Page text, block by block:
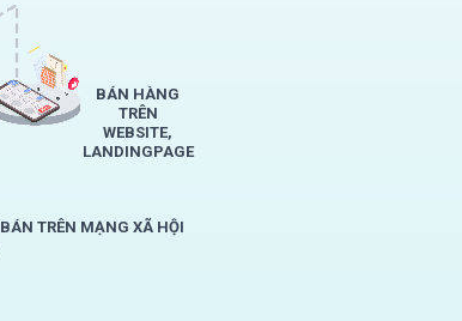
BÁN HÀNG
TRÊN
WEBSITE,
LANDINGPAGE
BÁN TRÊN MẠNG XÃ HỘI